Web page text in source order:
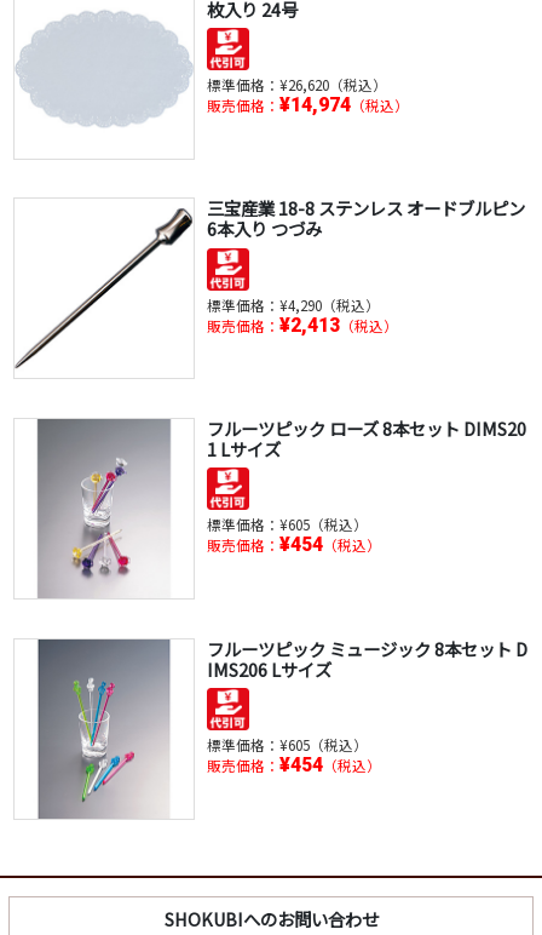
枚入り 24号
標準価格： ¥26,620（税込）
販売価格： ¥14,974（税込）
三宝産業 18-8 ステンレス オードブルピン
6本入り つづみ
標準価格： ¥4,290（税込）
販売価格： ¥2,413（税込）
フルーツピック ローズ 8本セット DIMS20
1 Lサイズ
標準価格： ¥605（税込）
販売価格： ¥454（税込）
フルーツピック ミュージック 8本セット D
IMS206 Lサイズ
標準価格： ¥605（税込）
販売価格： ¥454（税込）
SHOKUBIへのお問い合わせ